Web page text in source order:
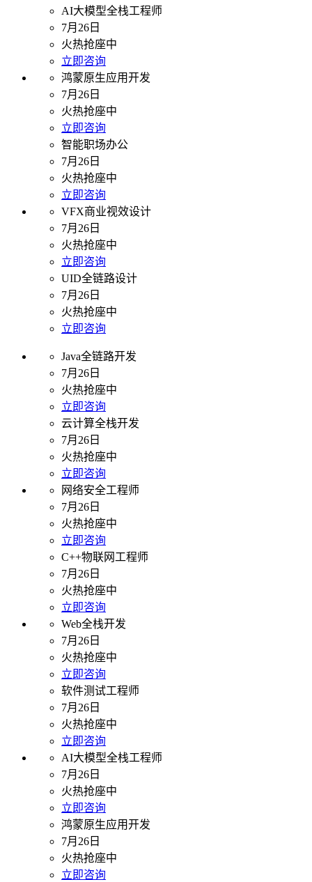
AI大模型全栈工程师
7月26日
火热抢座中
立即咨询
鸿蒙原生应用开发
7月26日
火热抢座中
立即咨询
智能职场办公
7月26日
火热抢座中
立即咨询
VFX商业视效设计
7月26日
火热抢座中
立即咨询
UID全链路设计
7月26日
火热抢座中
立即咨询
Java全链路开发
7月26日
火热抢座中
立即咨询
云计算全栈开发
7月26日
火热抢座中
立即咨询
网络安全工程师
7月26日
火热抢座中
立即咨询
C++物联网工程师
7月26日
火热抢座中
立即咨询
Web全栈开发
7月26日
火热抢座中
立即咨询
软件测试工程师
7月26日
火热抢座中
立即咨询
AI大模型全栈工程师
7月26日
火热抢座中
立即咨询
鸿蒙原生应用开发
7月26日
火热抢座中
立即咨询